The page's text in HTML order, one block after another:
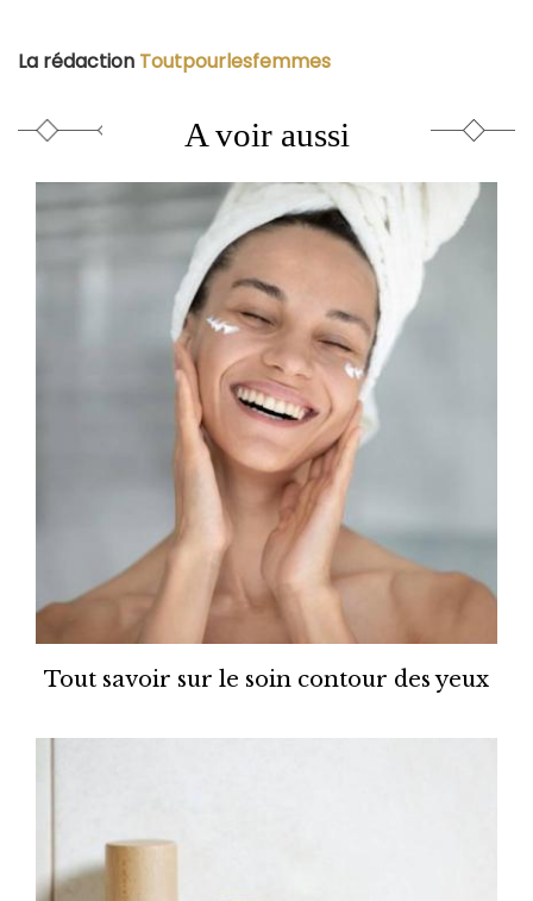
La rédaction Toutpourlesfemmes
A voir aussi
Tout savoir sur le soin contour des yeux